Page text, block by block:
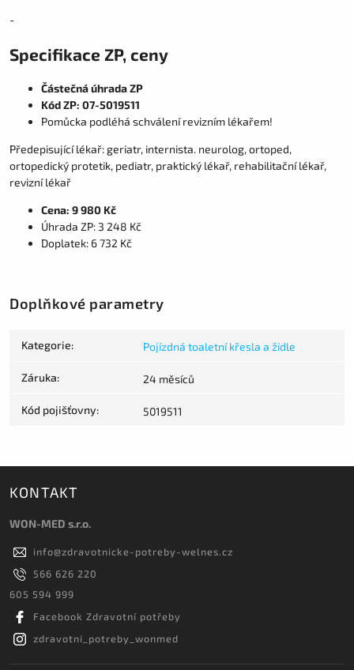
-
Specifikace ZP, ceny
Částečná úhrada ZP
Kód ZP: 07-5019511
Pomůcka podléhá schválení revizním lékařem!
Předepisující lékař: geriatr, internista. neurolog, ortoped,
ortopedický protetik, pediatr, praktický lékař, rehabilitační lékař,
revizní lékař
Cena: 9 980 Kč
Úhrada ZP: 3 248 Kč
Doplatek: 6 732 Kč
Doplňkové parametry
Kategorie: Pojízdná toaletní křesla a židle
Záruka: 24 měsíců
Kód pojišťovny: 5019511
KONTAKT
WON-MED s.r.o.
info@zdravotnicke-potreby-welnes.cz
566 626 220
605 594 999
Facebook Zdravotní potřeby
zdravotni_potreby_wonmed